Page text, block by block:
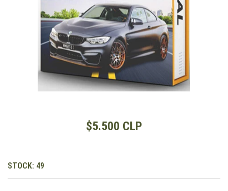
$5.500 CLP
STOCK: 49